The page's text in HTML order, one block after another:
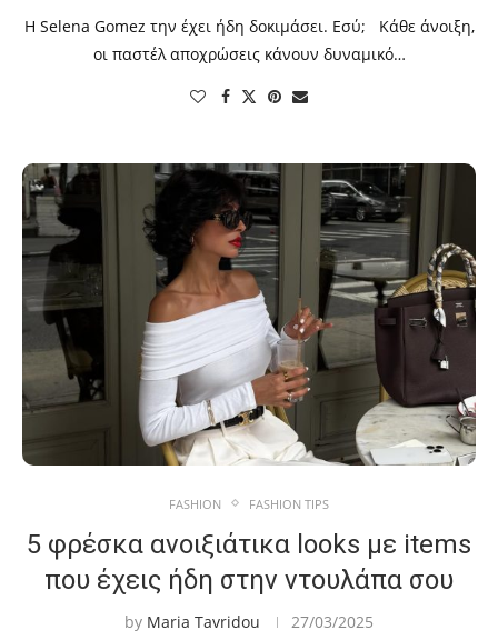
Η Selena Gomez την έχει ήδη δοκιμάσει. Εσύ; Κάθε άνοιξη,
οι παστέλ αποχρώσεις κάνουν δυναμικό…
FASHION FASHION TIPS
5 φρέσκα ανοιξιάτικα looks με items
που έχεις ήδη στην ντουλάπα σου
by Maria Tavridou 27/03/2025